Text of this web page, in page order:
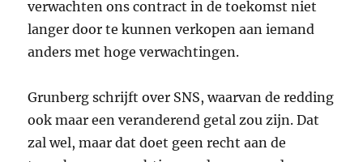
verwachten ons contract in de toekomst niet
langer door te kunnen verkopen aan iemand
anders met hoge verwachtingen.
Grunberg schrijft over SNS, waarvan de redding
ook maar een veranderend getal zou zijn. Dat
zal wel, maar dat doet geen recht aan de